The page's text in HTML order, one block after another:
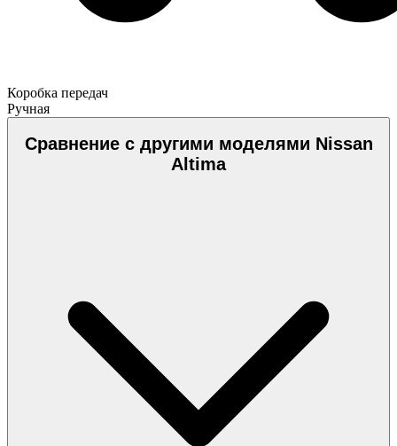
Коробка передач
Ручная
Сравнение с другими моделями Nissan
Altima